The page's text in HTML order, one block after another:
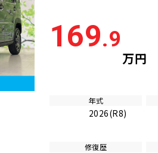
169.9
万円
年式
2026(R8)
修復歴